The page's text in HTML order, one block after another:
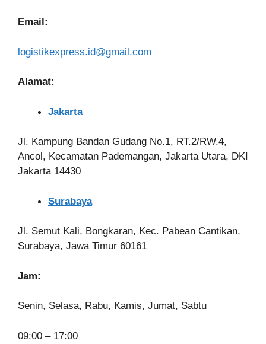
Email:
logistikexpress.id@gmail.com
Alamat:
Jakarta
Jl. Kampung Bandan Gudang No.1, RT.2/RW.4,
Ancol, Kecamatan Pademangan, Jakarta Utara, DKI
Jakarta 14430
Surabaya
Jl. Semut Kali, Bongkaran, Kec. Pabean Cantikan,
Surabaya, Jawa Timur 60161
Jam:
Senin, Selasa, Rabu, Kamis, Jumat, Sabtu
09:00 – 17:00